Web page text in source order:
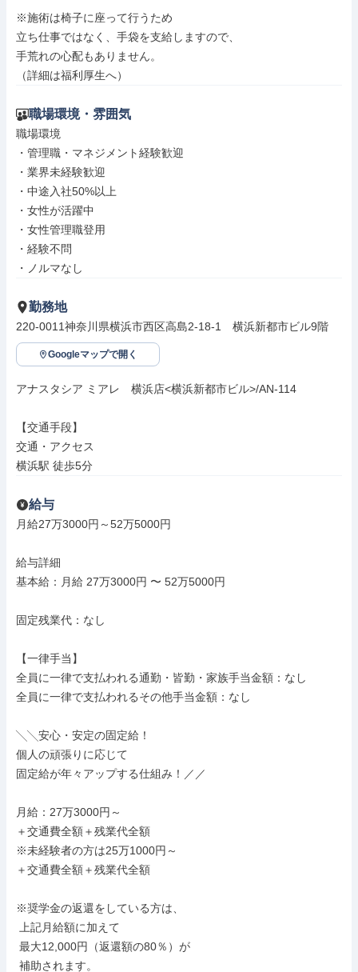
※施術は椅子に座って行うため
立ち仕事ではなく、手袋を支給しますので、
手荒れの心配もありません。
（詳細は福利厚生へ）
職場環境・雰囲気
職場環境
・管理職・マネジメント経験歓迎
・業界未経験歓迎
・中途入社50%以上
・女性が活躍中
・女性管理職登用
・経験不問
・ノルマなし
勤務地
220-0011神奈川県横浜市西区高島2-18-1　横浜新都市ビル9階
Googleマップで開く
アナスタシア ミアレ　横浜店<横浜新都市ビル>/AN-114
【交通手段】
交通・アクセス
横浜駅 徒歩5分
給与
月給27万3000円～52万5000円
給与詳細
基本給：月給 27万3000円 〜 52万5000円
固定残業代：なし
【一律手当】
全員に一律で支払われる通勤・皆勤・家族手当金額：なし
全員に一律で支払われるその他手当金額：なし
╲╲安心・安定の固定給！
個人の頑張りに応じて
固定給が年々アップする仕組み！／／
月給：27万3000円～
＋交通費全額＋残業代全額
※未経験者の方は25万1000円～
＋交通費全額＋残業代全額
※奨学金の返還をしている方は、